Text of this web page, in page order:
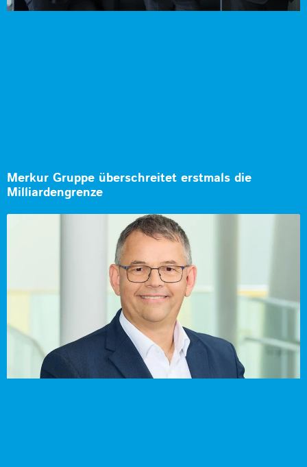
Merkur Gruppe überschreitet erstmals die
Milliardengrenze